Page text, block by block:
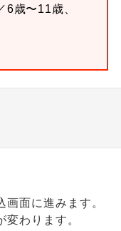
6歳〜11歳、
画面に進みます。
わります。